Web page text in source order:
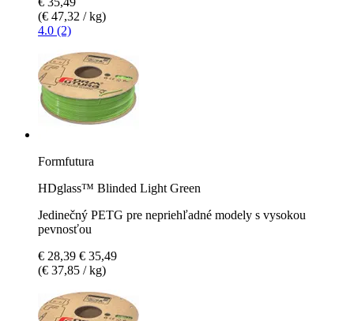
(€ 47,32 / kg)
4.0 (2)
Formfutura
HDglass™ Blinded Light Green
Jedinečný PETG pre nepriehľadné modely s vysokou
pevnosťou
€ 28,39 € 35,49
(€ 37,85 / kg)